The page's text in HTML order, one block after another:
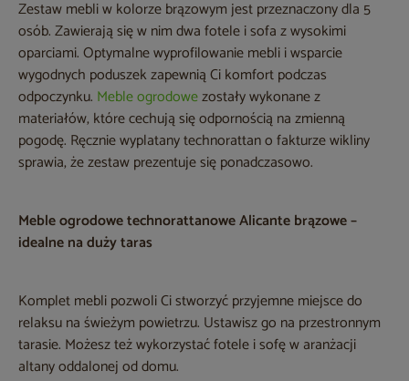
Zestaw mebli w kolorze brązowym jest przeznaczony dla 5
osób. Zawierają się w nim dwa fotele i sofa z wysokimi
oparciami. Optymalne wyprofilowanie mebli i wsparcie
wygodnych poduszek zapewnią Ci komfort podczas
odpoczynku. Meble ogrodowezostały wykonane z
materiałów, które cechują się odpornością na zmienną
pogodę. Ręcznie wyplatany technorattan o fakturze wikliny
sprawia, że zestaw prezentuje się ponadczasowo.
Meble ogrodowe technorattanowe Alicante brązowe –
idealne na duży taras
Komplet mebli pozwoli Ci stworzyć przyjemne miejsce do
relaksu na świeżym powietrzu. Ustawisz go na przestronnym
tarasie. Możesz też wykorzystać fotele i sofę w aranżacji
altany oddalonej od domu.